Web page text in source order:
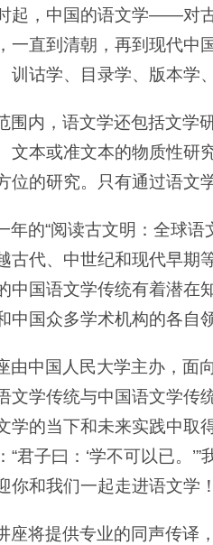
时起，中国的语文学——对
一直到清朝，再到现代中
训诂学、目录学、版本学
围内，语文学还包括文学
文本或准文本的物质性研
位的研究。只有通过语文
年的“阅读古文明：全球
古代、中世纪和现代早期
中国语文学传统有着潜在
中国众多学术机构的各自
由中国人民大学主办，面
文学传统与中国语文学传
学的当下和未来实践中取
“君子曰：‘学不可以已。
你和我们一起走进语文学！
座将提供专业的同声传译